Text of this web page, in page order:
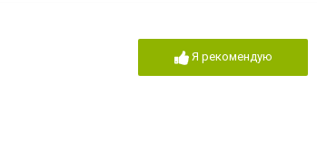
Я рекомендую